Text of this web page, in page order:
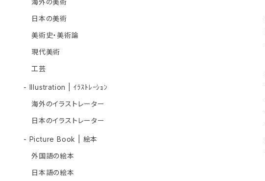
海外の美術
日本の美術
美術史・美術論
現代美術
工芸
- Illustration | ｲﾗｽﾄﾚｰｼｮﾝ
海外のイラストレーター
日本のイラストレーター
- Picture Book | 絵本
外国語の絵本
日本語の絵本